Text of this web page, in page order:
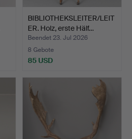
BIBLIOTHEKSLEITER/LEIT
ER. Holz, erste Hälf…
Beendet 23. Jul 2026
8 Gebote
85 USD